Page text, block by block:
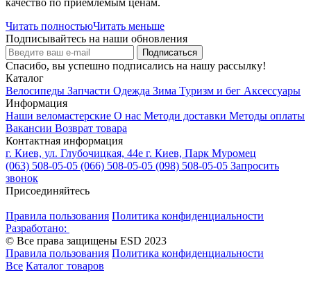
Читать полностьюЧитать меньше
Подписывайтесь на наши обновления
Спасибо, вы успешно подписались на нашу рассылку!
Каталог
Велосипеды Запчасти Одежда Зима Туризм и бег Аксессуары
Информация
Наши веломастерские О нас Методи доставки Методы оплаты
Вакансии Возврат товара
Контактная информация
г. Киев, ул. Глубочицкая, 44е г. Киев, Парк Муромец
(063) 508-05-05 (066) 508-05-05 (098) 508-05-05 Запросить
звонок
Присоединяйтесь
Правила пользования Политика конфиденциальности
Разработано:
© Все права защищены ESD 2023
Правила пользования Политика конфиденциальности
Все Каталог товаров